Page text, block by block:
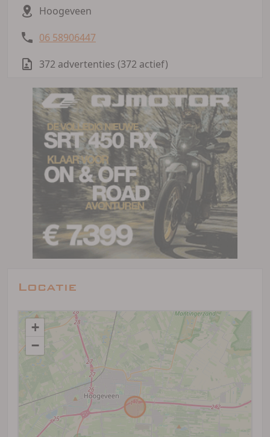
Hoogeveen
06 58906447
372 advertenties (372 actief)
Locatie
+
−